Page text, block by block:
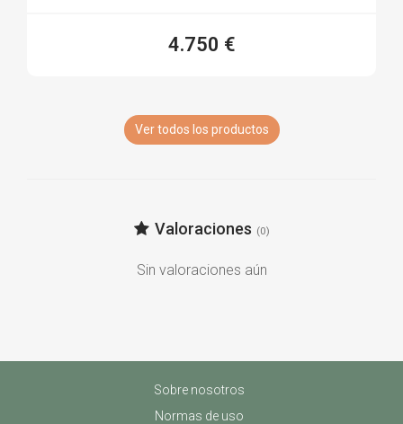
4.750 €
Ver todos los productos
Valoraciones (0)
Sin valoraciones aún
Sobre nosotros
Normas de uso